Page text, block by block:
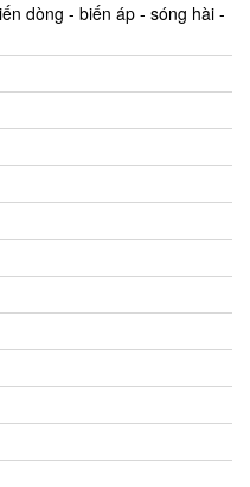
dòng - biến áp - sóng hài -